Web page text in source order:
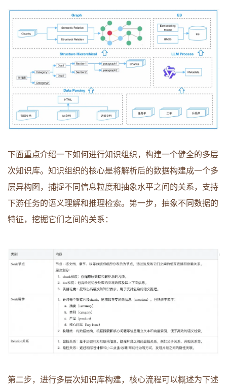
下面重点介绍一下如何进行知识组织，构建一个健全的多层
次知识库。知识组织的核心是将解析后的数据构建成一个多
层异构图，捕捉不同信息粒度和抽象水平之间的关系，支持
下游任务的语义理解和推理检索。第一步，抽象不同数据的
特征，挖掘它们之间的关系：
第二步，进行多层次知识库构建，核心流程可以概述为下述